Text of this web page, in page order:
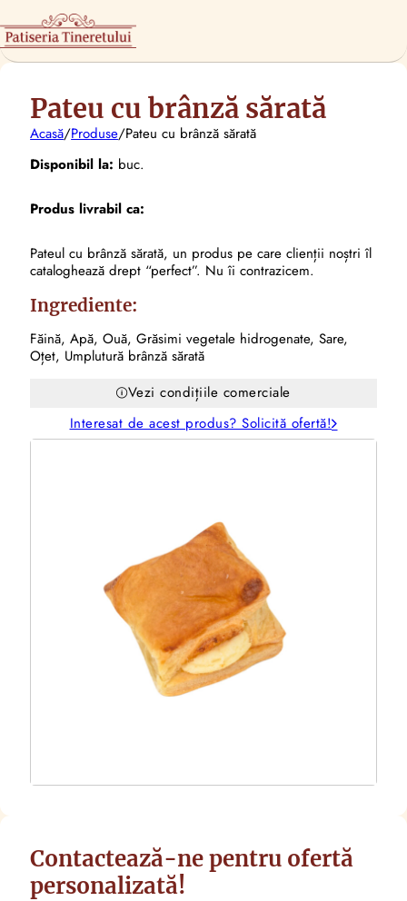
Pateu cu brânză sărată
Acasă/Produse/Pateu cu brânză sărată
Disponibil la: buc.
Produs livrabil ca:
Pateul cu brânză sărată, un produs pe care clienții noștri îl
cataloghează drept “perfect”. Nu îi contrazicem.
Ingrediente:
Făină, Apă, Ouă, Grăsimi vegetale hidrogenate, Sare,
Oțet, Umplutură brânză sărată
Vezi condițiile comerciale
Interesat de acest produs? Solicită ofertă!
Contactează-ne pentru ofertă
personalizată!